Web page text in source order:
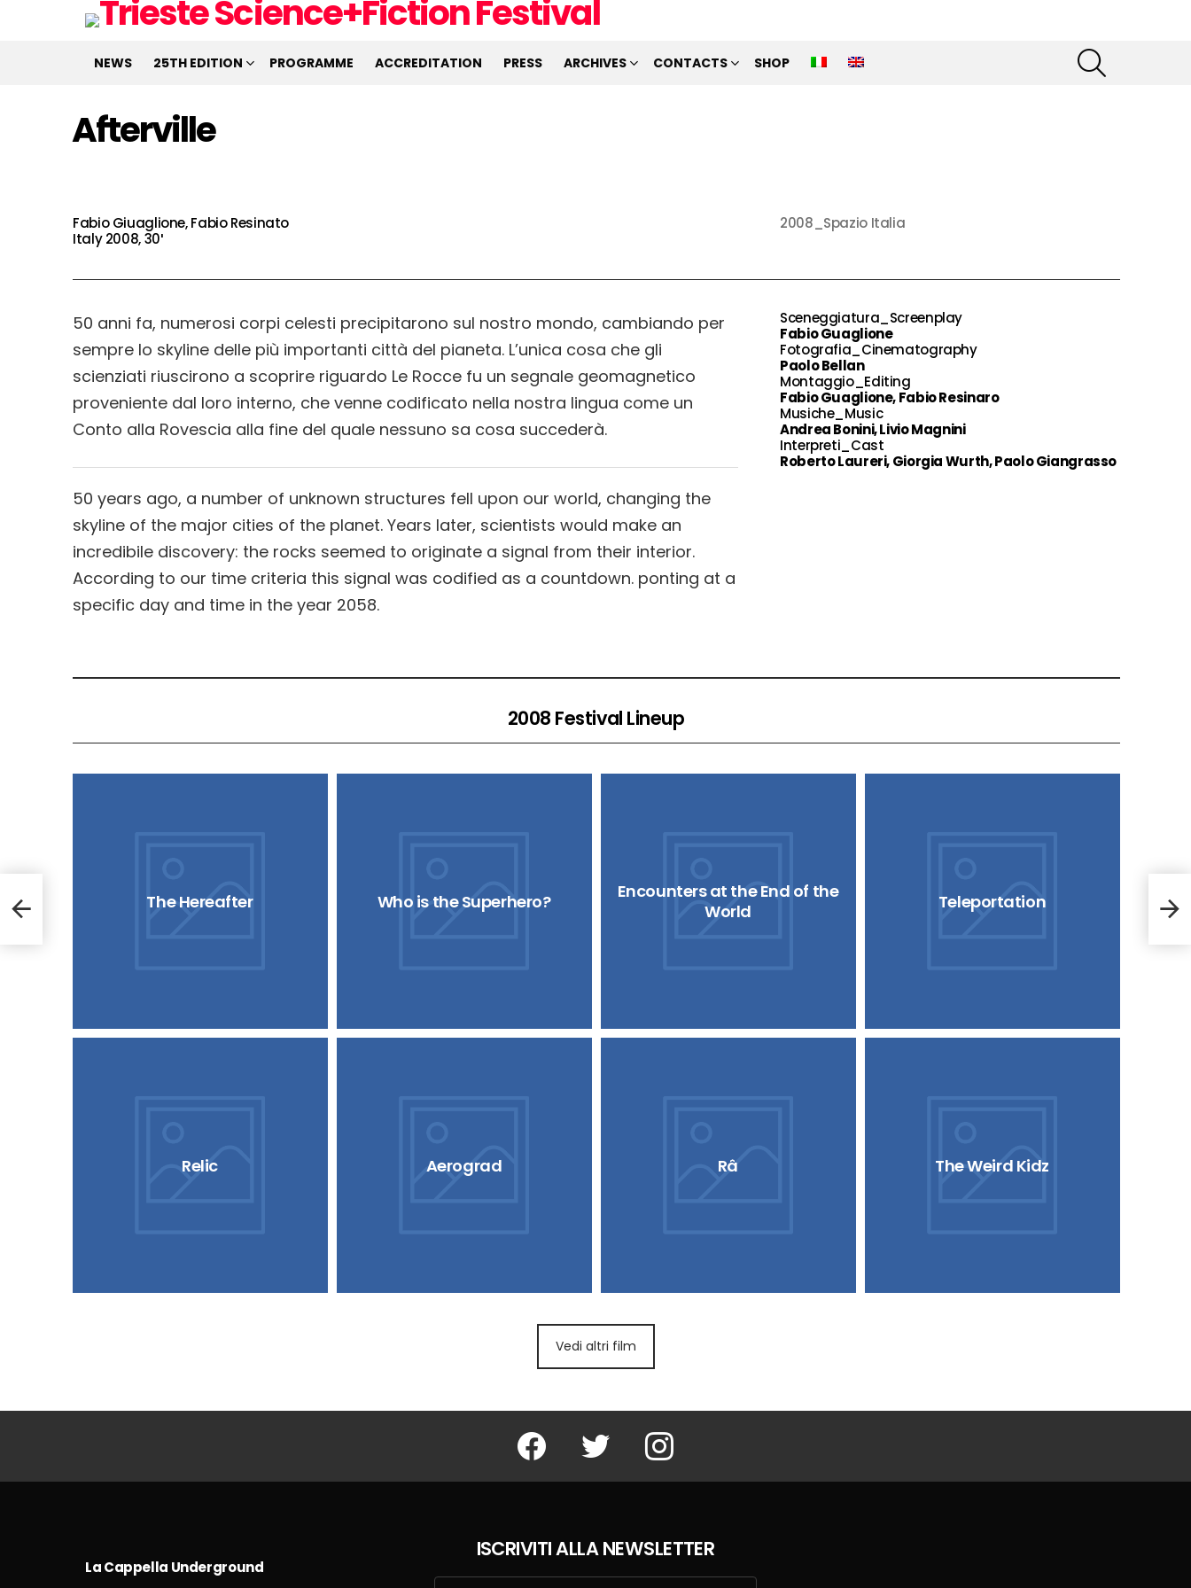
NEWS 25TH EDITION PROGRAMME ACCREDITATION PRESS ARCHIVES CONTACTS SHOP
Afterville
Fabio Giuaglione, Fabio Resinato
Italy 2008, 30′
2008_Spazio Italia
50 anni fa, numerosi corpi celesti precipitarono sul nostro mondo, cambiando per
sempre lo skyline delle più importanti città del pianeta. L’unica cosa che gli
scienziati riuscirono a scoprire riguardo Le Rocce fu un segnale geomagnetico
proveniente dal loro interno, che venne codificato nella nostra lingua come un
Conto alla Rovescia alla fine del quale nessuno sa cosa succederà.
50 years ago, a number of unknown structures fell upon our world, changing the
skyline of the major cities of the planet. Years later, scientists would make an
incredibile discovery: the rocks seemed to originate a signal from their interior.
According to our time criteria this signal was codified as a countdown. ponting at a
specific day and time in the year 2058.
Sceneggiatura_Screenplay
Fabio Guaglione
Fotografia_Cinematography
Paolo Bellan
Montaggio_Editing
Fabio Guaglione, Fabio Resinaro
Musiche_Music
Andrea Bonini, Livio Magnini
Interpreti_Cast
Roberto Laureri, Giorgia Wurth, Paolo Giangrasso
2008 Festival Lineup
The Hereafter Who is the Superhero?
Encounters at the End of the
World
Teleportation
Relic Aerograd Râ The Weird Kidz
Vedi altri film
Facebook Twitter Instagram
La Cappella Underground
ISCRIVITI ALLA NEWSLETTER